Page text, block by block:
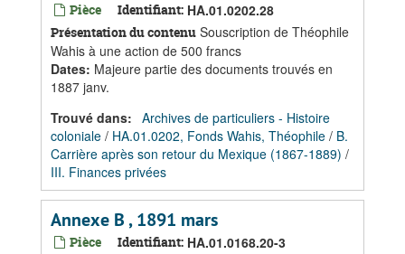
Pièce Identifiant: HA.01.0202.28
Présentation du contenu Souscription de Théophile
Wahis à une action de 500 francs
Dates: Majeure partie des documents trouvés en
1887 janv.
Trouvé dans: Archives de particuliers - Histoire
coloniale / HA.01.0202, Fonds Wahis, Théophile / B.
Carrière après son retour du Mexique (1867-1889) /
III. Finances privées
Annexe B , 1891 mars
Pièce Identifiant: HA.01.0168.20-3